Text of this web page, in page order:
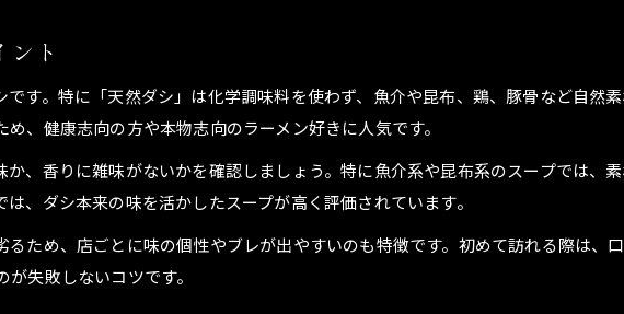
ト
す。特に「天然ダシ」は化学調味料を使わず、魚介や昆布、鶏、豚骨など自然
、健康志向の方や本物志向のラーメン好きに人気です。
、香りに雑味がないかを確認しましょう。特に魚介系や昆布系のスープでは、
、ダシ本来の味を活かしたスープが高く評価されています。
ため、店ごとに味の個性やブレが出やすいのも特徴です。初めて訪れる際は、
失敗しないコツです。